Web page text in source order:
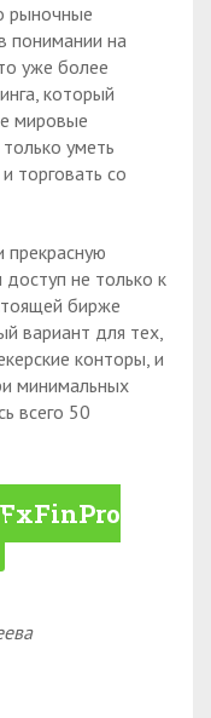
рыночные
понимании на
уже более
который
мировые
уметь
торговать со
не только к
бирже
вариант для тех,
конторы, и
минимальных
всего 50